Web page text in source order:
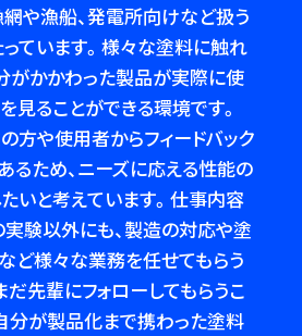
や漁船、発電所向けなど扱う
ています。様々な塗料に触れ
がかかわった製品が実際に使
見ることができる環境です。
方や使用者からフィードバック
るため、ニーズに応える性能の
いと考えています。仕事内容
実験以外にも、製造の対応や塗
ど様々な業務を任せてもらう
だ先輩にフォローしてもらうこ
分が製品化まで携わった塗料